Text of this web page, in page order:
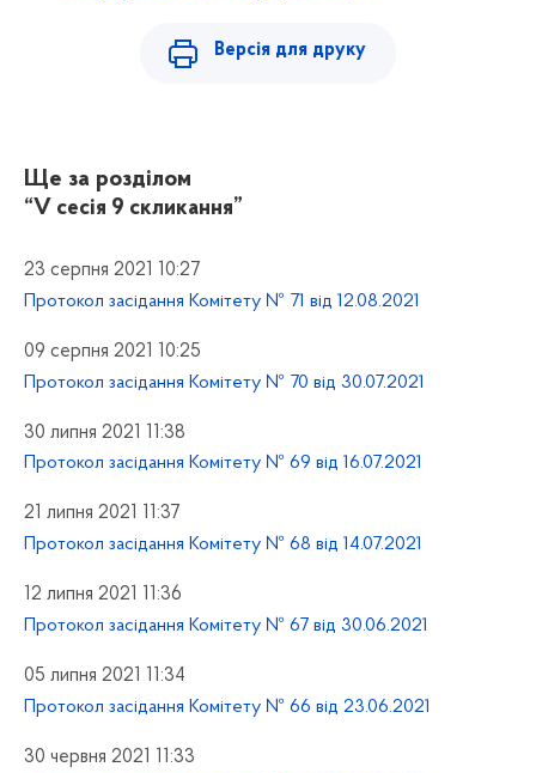
Версія для друку
Ще за розділом
“V сесія 9 скликання”
23 серпня 2021 10:27
Протокол засідання Комітету № 71 від 12.08.2021
09 серпня 2021 10:25
Протокол засідання Комітету № 70 від 30.07.2021
30 липня 2021 11:38
Протокол засідання Комітету № 69 від 16.07.2021
21 липня 2021 11:37
Протокол засідання Комітету № 68 від 14.07.2021
12 липня 2021 11:36
Протокол засідання Комітету № 67 від 30.06.2021
05 липня 2021 11:34
Протокол засідання Комітету № 66 від 23.06.2021
30 червня 2021 11:33